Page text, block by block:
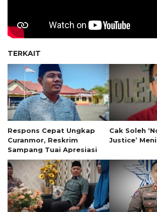
TERKAIT
Respons Cepat Ungkap
Curanmor, Reskrim
Sampang Tuai Apresiasi
Cak Soleh
Justice’